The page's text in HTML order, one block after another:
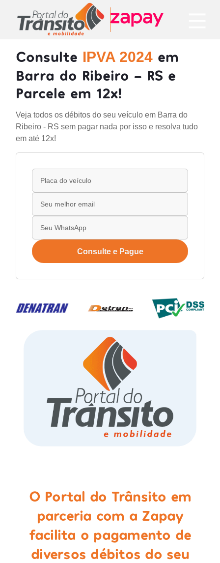
Consulte IPVA 2024 em
Barra do Ribeiro - RS e
Parcele em 12x!
Veja todos os débitos do seu veículo em Barra do
Ribeiro - RS sem pagar nada por isso e resolva tudo
em até 12x!
Consulte e Pague
O Portal do Trânsito em
parceria com a Zapay
facilita o pagamento de
diversos débitos do seu